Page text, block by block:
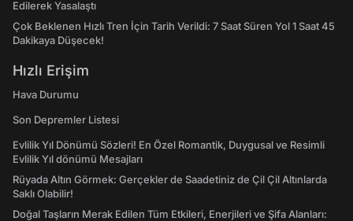
Edilerek Yasalaştı
Çok Beklenen Hızlı Tren İçin Tarih Verildi: 7 Saat Süren Yol 1 Saat 45
Dakikaya Düşecek!
Hızlı Erişim
Hava Durumu
Son Depremler Listesi
Evlilik Yıl Dönümü Sözleri! En Özel Romantik, Duygusal ve Resimli
Evlilik Yıl dönümü Mesajları
Rüyada Altın Görmek: Gerçekler de Saadetiniz de Çil Çil Altınlarda
Saklı Olabilir!
Doğal Taşların Merak Edilen Tüm Etkileri, Enerjileri ve Şifa Alanları: